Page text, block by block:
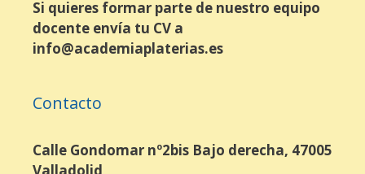
Si quieres formar parte de nuestro equipo
docente envía tu CV a
info@academiaplaterias.es
Contacto
Calle Gondomar nº2bis Bajo derecha, 47005